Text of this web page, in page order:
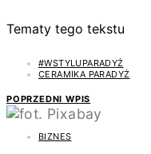
Tematy tego tekstu
#WSTYLUPARADYŻ
CERAMIKA PARADYŻ
POPRZEDNI WPIS
BIZNES